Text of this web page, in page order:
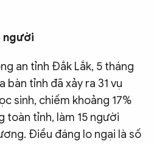
Ảnh
Văn nghệ Công an
người
an tỉnh Đắk Lắk, 5 tháng
bàn tỉnh đã xảy ra 31 vụ
sinh, chiếm khoảng 17%
toàn tỉnh, làm 15 người
Điều đáng lo ngại là số